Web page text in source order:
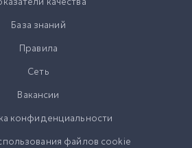
База знаний
Правила
Сеть
Вакансии
конфиденциальности
файлов cookie